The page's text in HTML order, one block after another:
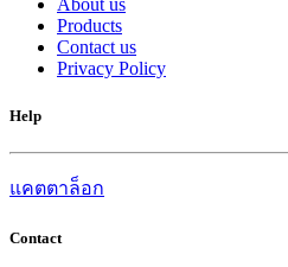
About us
Products
Contact us
Privacy Policy
Help
แคตตาล็อก
Contact